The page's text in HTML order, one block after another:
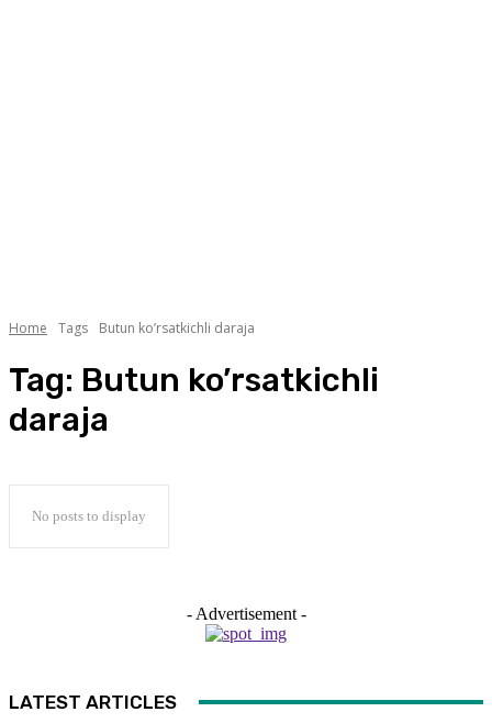
Home Tags Butun ko’rsatkichli daraja
Tag: Butun ko’rsatkichli
daraja
No posts to display
- Advertisement -
LATEST ARTICLES